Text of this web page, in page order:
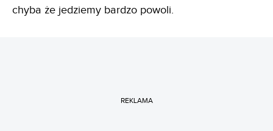
chyba że jedziemy bardzo powoli.
REKLAMA